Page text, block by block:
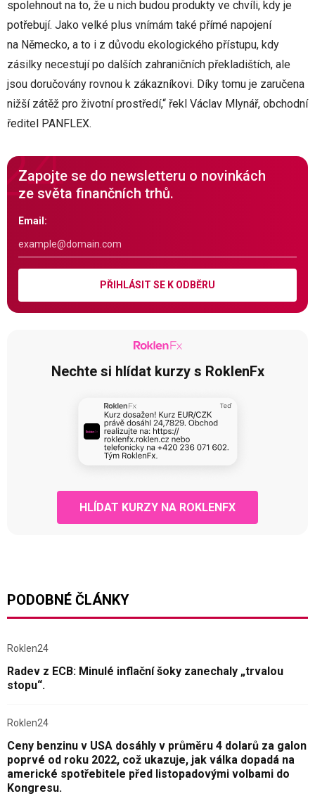
spolehnout na to, že u nich budou produkty ve chvíli, kdy je
potřebují. Jako velké plus vnímám také přímé napojení
na Německo, a to i z důvodu ekologického přístupu, kdy
zásilky necestují po dalších zahraničních překladištích, ale
jsou doručovány rovnou k zákazníkovi. Díky tomu je zaručena
nižší zátěž pro životní prostředí,“ řekl Václav Mlynář, obchodní
ředitel PANFLEX.
Zapojte se do newsletteru o novinkách
ze světa finančních trhů.
Email:
PŘIHLÁSIT SE K ODBĚRU
Nechte si hlídat kurzy s RoklenFx
HLÍDAT KURZY NA ROKLENFX
PODOBNÉ ČLÁNKY
Roklen24
Radev z ECB: Minulé inflační šoky zanechaly „trvalou
stopu“.
Roklen24
Ceny benzinu v USA dosáhly v průměru 4 dolarů za galon
poprvé od roku 2022, což ukazuje, jak válka dopadá na
americké spotřebitele před listopadovými volbami do
Kongresu.